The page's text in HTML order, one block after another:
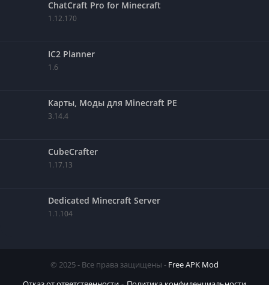
ChatCraft Pro for Minecraft
1.12.170
IC2 Planner
1.6
Карты, Моды для Minecraft PE
3.14.4
CubeCrafter
1.17.13
Dedicated Minecraft Server
1.1.104
© 2025 - Все права защищены - Free APK Mod